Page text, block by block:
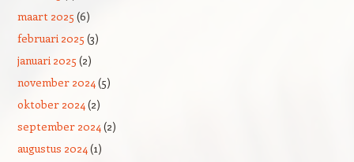
maart 2025 (6)
februari 2025 (3)
januari 2025 (2)
november 2024(5)
oktober 2024(2)
september 2024(2)
augustus 2024(1)